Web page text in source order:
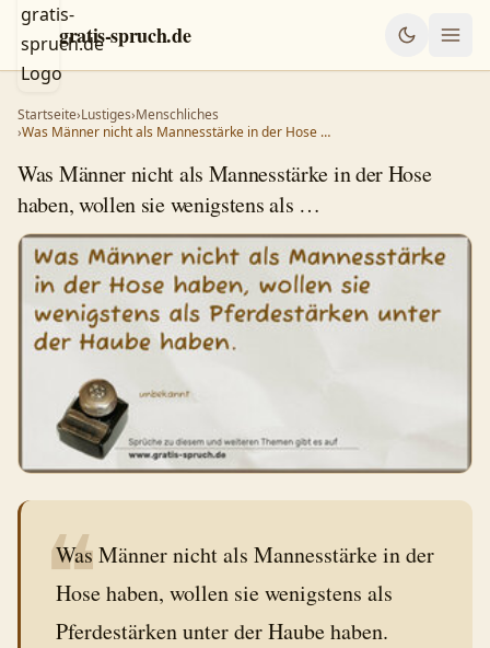
gratis-spruch.de
Startseite›Lustiges›Menschliches
›Was Männer nicht als Mannesstärke in der Hose …
Was Männer nicht als Mannesstärke in der Hose
haben, wollen sie wenigstens als …
❝
Was Männer nicht als Mannesstärke in der
Hose haben, wollen sie wenigstens als
Pferdestärken unter der Haube haben.